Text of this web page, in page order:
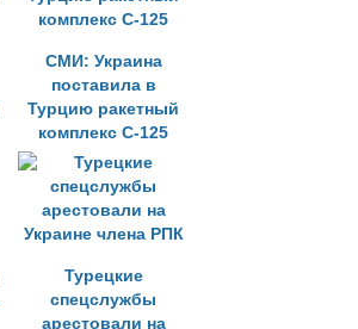
СМИ: Украина
поставила в
Турцию ракетный
комплекс С-125
Турецкие
спецслужбы
арестовали на